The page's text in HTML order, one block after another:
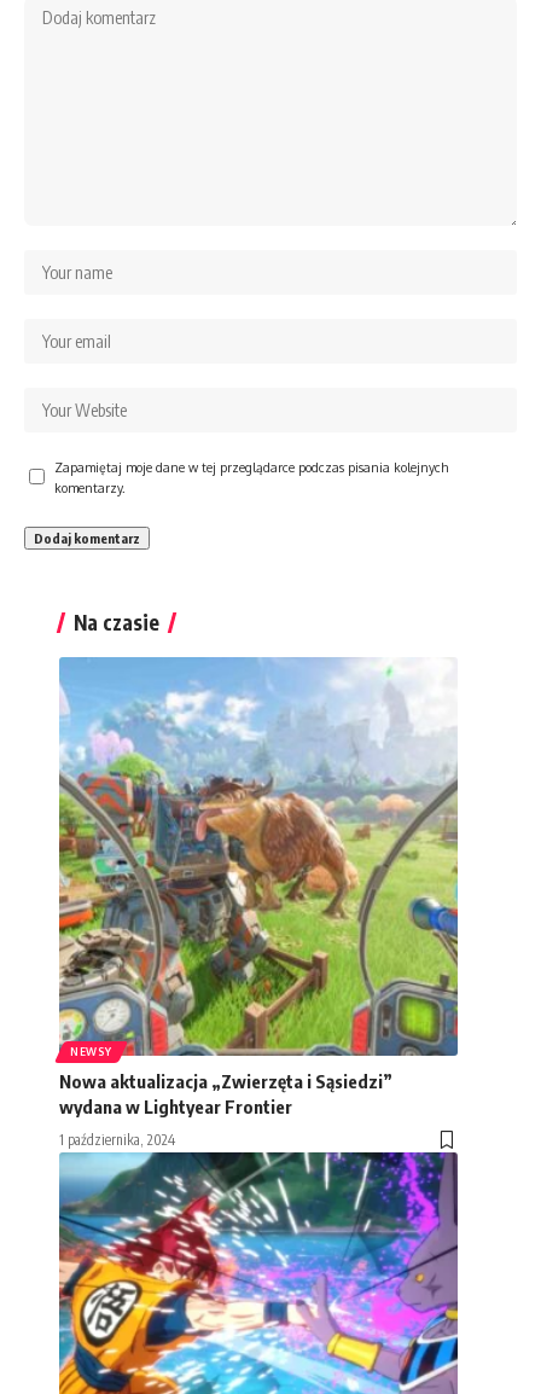
Zapamiętaj moje dane w tej przeglądarce podczas pisania kolejnych
komentarzy.
Na czasie
NEWSY
Nowa aktualizacja „Zwierzęta i Sąsiedzi”
wydana w Lightyear Frontier
1 października, 2024